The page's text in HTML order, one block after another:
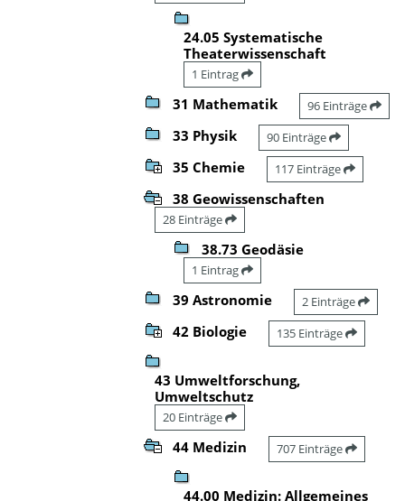
24.05 Systematische
Theaterwissenschaft
1 Eintrag
31 Mathematik 96 Einträge
33 Physik 90 Einträge
35 Chemie 117 Einträge
38 Geowissenschaften
28 Einträge
38.73 Geodäsie
1 Eintrag
39 Astronomie 2 Einträge
42 Biologie 135 Einträge
43 Umweltforschung,
Umweltschutz
20 Einträge
44 Medizin 707 Einträge
44.00 Medizin: Allgemeines